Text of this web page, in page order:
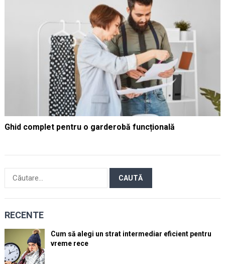
Ghid complet pentru o garderobă funcțională
Caută
RECENTE
Cum să alegi un strat intermediar eficient pentru
vreme rece